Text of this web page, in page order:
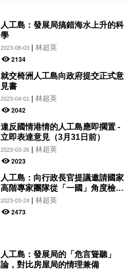
人工島：發展局搞錯海水上升的科
學
2023-08-03| 林超英
2134
就交椅洲人工島向政府提交正式意
見書
2023-04-01 | 林超英
2042
違反國情港情的人工島應即擱置 -
立即表達意見（3月31日前）
2023-03-26| 林超英
2023
人工島：向行政長官提議邀請國家
高階專家團隊從「一國」角度檢視
項目
2023-03-24| 林超英
2473
人工島：發展局的「危言聳聽」
論，對比房屋局的情理兼備